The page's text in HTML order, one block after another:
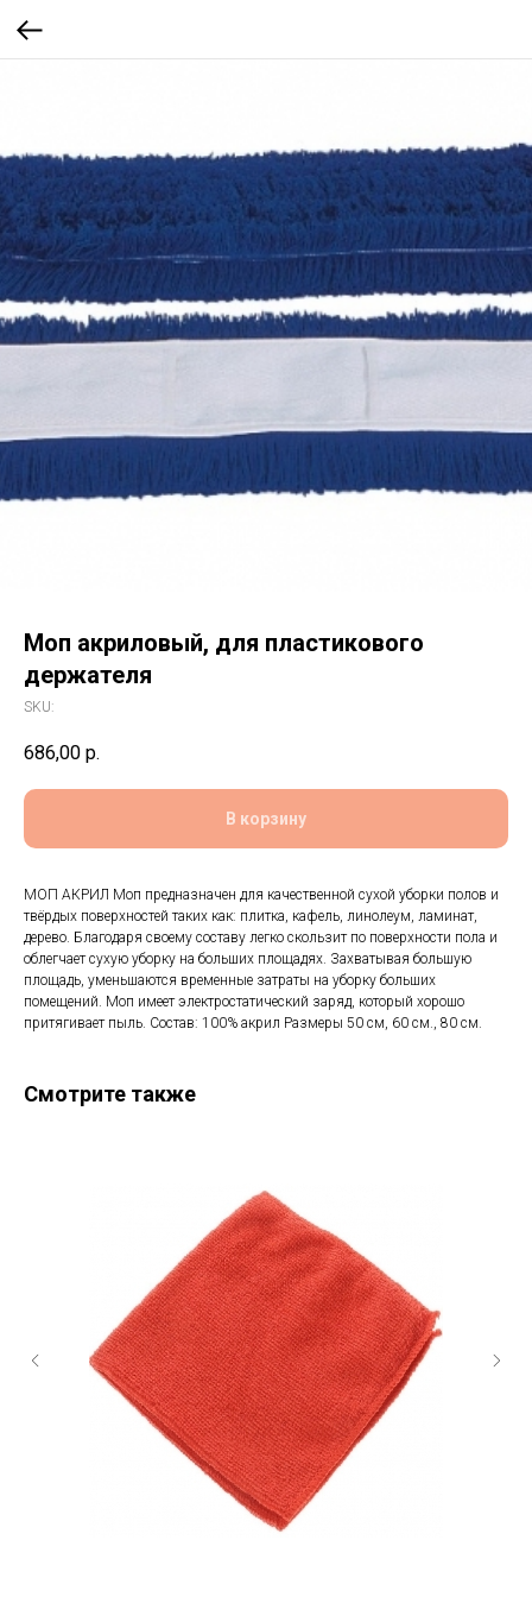
Моп акриловый, для пластикового
держателя
SKU:
686,00 р.
В корзину
МОП АКРИЛ Моп предназначен для качественной сухой уборки полов и
твёрдых поверхностей таких как: плитка, кафель, линолеум, ламинат,
дерево. Благодаря своему составу легко скользит по поверхности пола и
облегчает сухую уборку на больших площадях. Захватывая большую
площадь, уменьшаются временные затраты на уборку больших
помещений. Моп имеет электростатический заряд, который хорошо
притягивает пыль. Состав: 100% акрил Размеры 50 см, 60 см., 80 см.
Смотрите также